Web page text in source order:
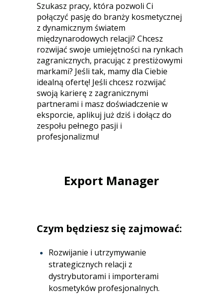
Szukasz pracy, która pozwoli Ci
połączyć pasję do branży kosmetycznej
z dynamicznym światem
międzynarodowych relacji? Chcesz
rozwijać swoje umiejętności na rynkach
zagranicznych, pracując z prestiżowymi
markami? Jeśli tak, mamy dla Ciebie
idealną ofertę! Jeśli chcesz rozwijać
swoją karierę z zagranicznymi
partnerami i masz doświadczenie w
eksporcie, aplikuj już dziś i dołącz do
zespołu pełnego pasji i
profesjonalizmu!
Export Manager
Czym będziesz się zajmować:
Rozwijanie i utrzymywanie
strategicznych relacji z
dystrybutorami i importerami
kosmetyków profesjonalnych.